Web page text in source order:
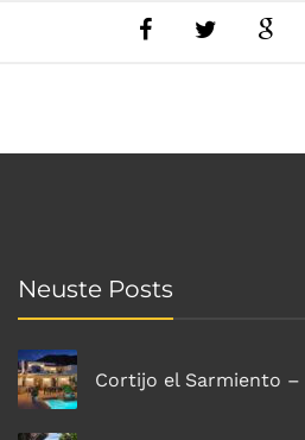
Neuste Posts
Cortijo el Sarmiento